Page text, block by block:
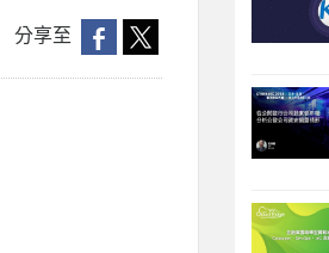
分享至